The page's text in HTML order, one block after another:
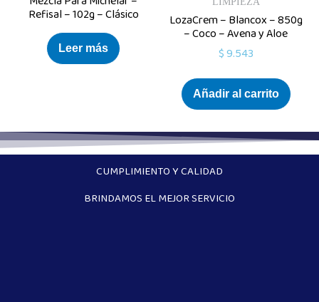
Refisal – 102g – Clásico
Leer más
LozaCrem – Blancox – 850g
– Coco – Avena y Aloe
$9.543
Añadir al carrito
CUMPLIMIENTO Y CALIDAD
BRINDAMOS EL MEJOR SERVICIO